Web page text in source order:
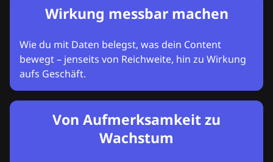
Wirkung messbar machen
Wie du mit Daten belegst, was dein Content
bewegt – jenseits von Reichweite, hin zu Wirkung
aufs Geschäft.
Von Aufmerksamkeit zu
Wachstum